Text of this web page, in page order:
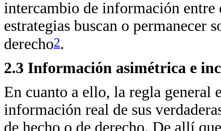
intercambio de información entre
estrategias buscan o permanecer
derecho2.
2.3 Información asimétrica e
En cuanto a ello, la regla general
información real de sus
de hecho o de derecho. De allí